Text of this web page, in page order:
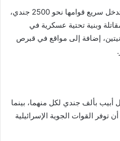
فيما تتضمن الخطة تشكيل قوة تدخل سريع قوامها نحو 2500 جندي،
وبنية تحتية عسكرية في
إضافة إلى مواقع في قبرص
أبيب بألف جندي لكل منهما، بينما
جندي، على أن توفر القوات الجوية الإسرائيلية